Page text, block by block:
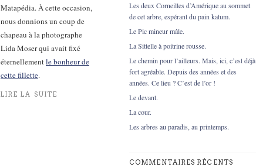
Matapédia. À cette occasion,
nous donnions un coup de
chapeau à la photographe
Lida Moser qui avait fixé
éternellementle bonheur de
cette fillette.
LIRE LA SUITE
Les deux Corneilles d’Amérique au sommet
de cet arbre, espérant du pain katum.
Le Pic mineur mâle.
La Sittelle à poitrine rousse.
Le chemin pour l’ailleurs. Mais, ici, c’est déjà
fort agréable. Depuis des années et des
années. Ce lieu ? C’est de l’or !
Le devant.
La cour.
Les arbres au paradis, au printemps.
COMMENTAIRES RÉCENTS